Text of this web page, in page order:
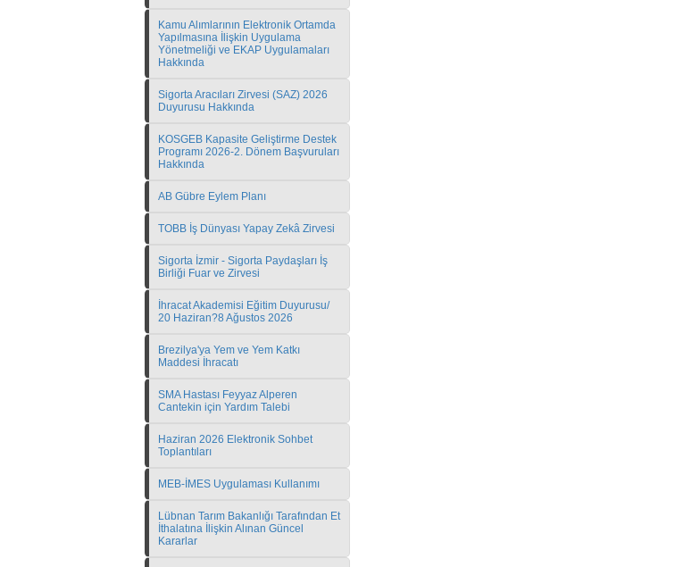
Kamu Alımlarının Elektronik Ortamda
Yapılmasına İlişkin Uygulama
Yönetmeliği ve EKAP Uygulamaları
Hakkında
Sigorta Aracıları Zirvesi (SAZ) 2026
Duyurusu Hakkında
KOSGEB Kapasite Geliştirme Destek
Programı 2026-2. Dönem Başvuruları
Hakkında
AB Gübre Eylem Planı
TOBB İş Dünyası Yapay Zekâ Zirvesi
Sigorta İzmir - Sigorta Paydaşları İş
Birliği Fuar ve Zirvesi
İhracat Akademisi Eğitim Duyurusu/
20 Haziran?8 Ağustos 2026
Brezilya'ya Yem ve Yem Katkı
Maddesi İhracatı
SMA Hastası Feyyaz Alperen
Cantekin için Yardım Talebi
Haziran 2026 Elektronik Sohbet
Toplantıları
MEB-İMES Uygulaması Kullanımı
Lübnan Tarım Bakanlığı Tarafından Et
İthalatına İlişkin Alınan Güncel
Kararlar